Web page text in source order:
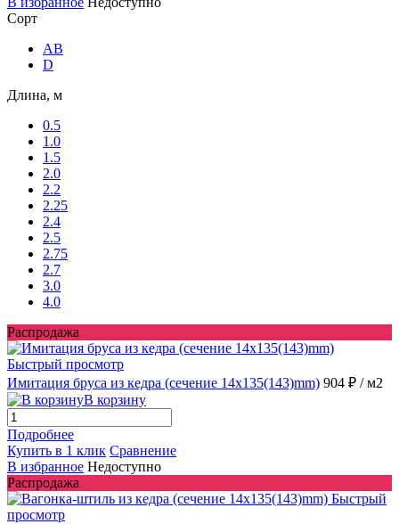
Сорт
AB
D
Длина, м
0.5
1.0
1.5
2.0
2.2
2.25
2.4
2.5
2.75
2.7
3.0
4.0
Распродажа
Быстрый просмотр
Имитация бруса из кедра (сечение 14x135(143)mm) 904 ₽ / м2
В корзину
Подробнее
Купить в 1 клик Сравнение
В избранное Недоступно
Распродажа
Быстрый
просмотр